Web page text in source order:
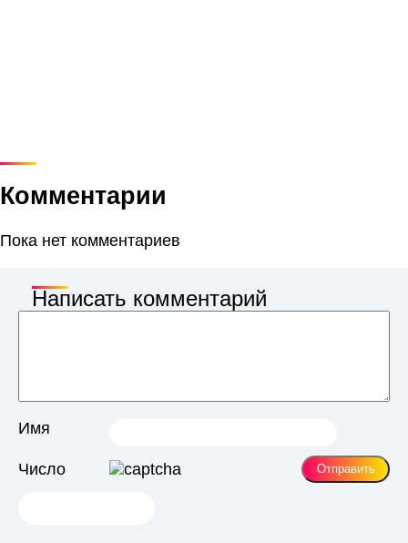
Комментарии
Пока нет комментариев
Написать комментарий
Имя
Число